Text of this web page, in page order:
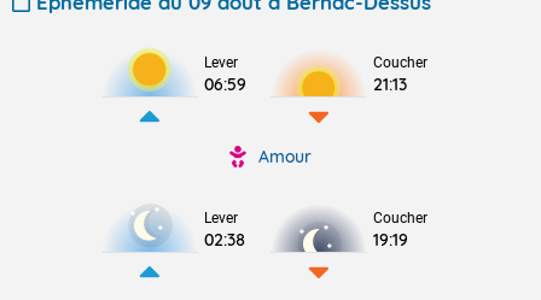
Lever
06:59
Coucher
21:13
Amour
Lever
02:38
Coucher
19:19